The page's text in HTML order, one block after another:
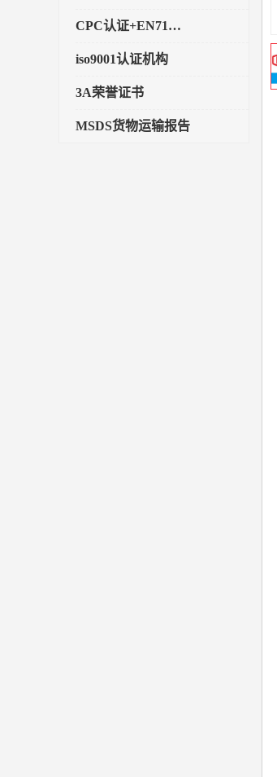
CPC认证+EN71玩具认证
iso9001认证机构
3A荣誉证书
MSDS货物运输报告